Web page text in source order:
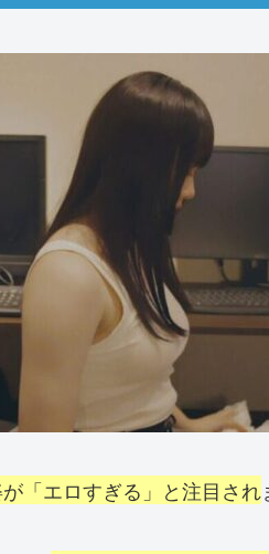
「エロすぎる」と注目され